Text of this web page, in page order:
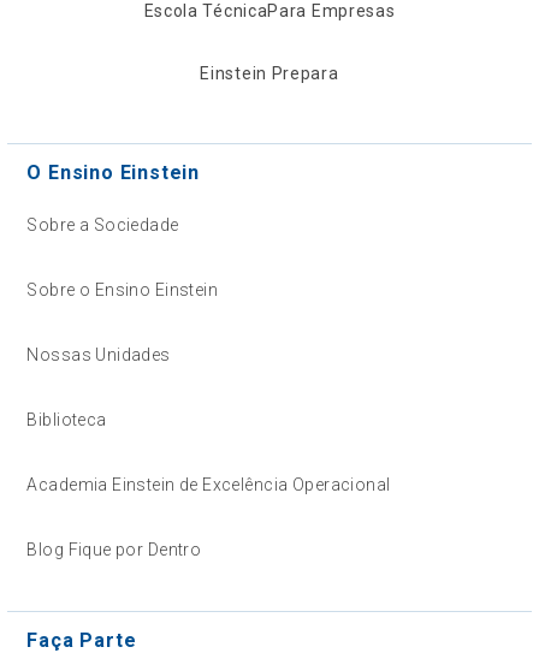
Escola TécnicaPara Empresas
Einstein Prepara
O Ensino Einstein
Sobre a Sociedade
Sobre o Ensino Einstein
Nossas Unidades
Biblioteca
Academia Einstein de Excelência Operacional
Blog Fique por Dentro
Faça Parte